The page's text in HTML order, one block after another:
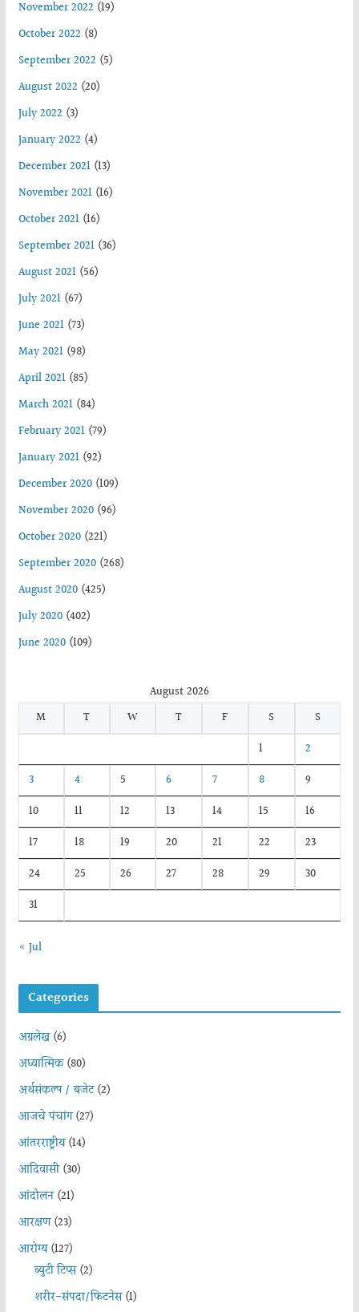
November 2022 (19)
October 2022 (8)
September 2022 (5)
August 2022 (20)
July 2022 (3)
January 2022 (4)
December 2021(13)
November 2021(16)
October 2021(16)
September 2021(36)
August 2021(56)
July 2021(67)
June 2021(73)
May 2021(98)
April 2021(85)
March 2021(84)
February 2021(79)
January 2021(92)
December 2020(109)
November 2020(96)
October 2020(221)
September 2020(268)
August 2020(425)
July 2020(402)
June 2020(109)
August 2026
M
T W T F S
S
1
2
3
4 5 6 7 8
9
10
11 12 13 14 15
16
17
18 19 20 21 22
23
24
25 26 27 28 29
30
31
« Jul
Categories
अग्रलेख(6)
अध्यात्मिक(80)
अर्थसंकल्प / बजेट(2)
आजचे पंचांग(27)
आंतरराष्ट्रीय(14)
आदिवासी(30)
आंदोलन(21)
आरक्षण(23)
आरोग्य(127)
ब्युटी टिप्स(2)
शरीर-संपदा/फिटनेस(1)